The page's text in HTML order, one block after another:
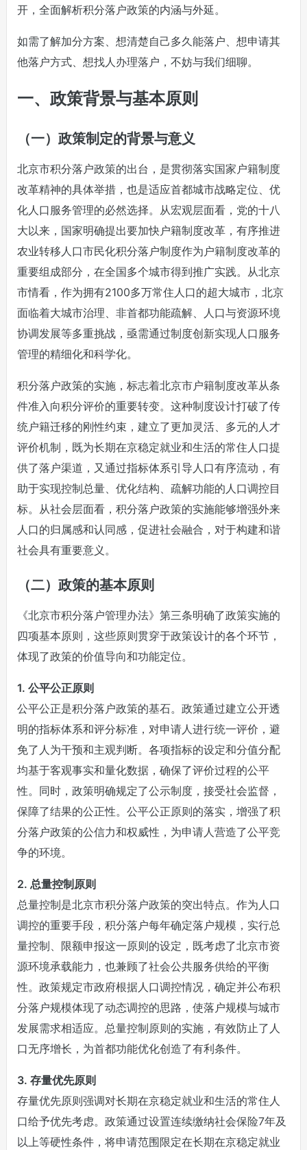
开，全面解析积分落户政策的内涵与外延。
如需了解加分方案、想清楚自己多久能落户、想申请其
他落户方式、想找人办理落户，不妨与我们细聊。
一、政策背景与基本原则
（一）政策制定的背景与意义
北京市积分落户政策的出台，是贯彻落实国家户籍制度
改革精神的具体举措，也是适应首都城市战略定位、优
化人口服务管理的必然选择。从宏观层面看，党的十八
大以来，国家明确提出要加快户籍制度改革，有序推进
农业转移人口市民化积分落户制度作为户籍制度改革的
重要组成部分，在全国多个城市得到推广实践。从北京
市情看，作为拥有2100多万常住人口的超大城市，北京
面临着大城市治理、非首都功能疏解、人口与资源环境
协调发展等多重挑战，亟需通过制度创新实现人口服务
管理的精细化和科学化。
积分落户政策的实施，标志着北京市户籍制度改革从条
件准入向积分评价的重要转变。这种制度设计打破了传
统户籍迁移的刚性约束，建立了更加灵活、多元的人才
评价机制，既为长期在京稳定就业和生活的常住人口提
供了落户渠道，又通过指标体系引导人口有序流动，有
助于实现控制总量、优化结构、疏解功能的人口调控目
标。从社会层面看，积分落户政策的实施能够增强外来
人口的归属感和认同感，促进社会融合，对于构建和谐
社会具有重要意义。
（二）政策的基本原则
《北京市积分落户管理办法》第三条明确了政策实施的
四项基本原则，这些原则贯穿于政策设计的各个环节，
体现了政策的价值导向和功能定位。
1. 公平公正原则
公平公正是积分落户政策的基石。政策通过建立公开透
明的指标体系和评分标准，对申请人进行统一评价，避
免了人为干预和主观判断。各项指标的设定和分值分配
均基于客观事实和量化数据，确保了评价过程的公平
性。同时，政策明确规定了公示制度，接受社会监督，
保障了结果的公正性。公平公正原则的落实，增强了积
分落户政策的公信力和权威性，为申请人营造了公平竞
争的环境。
2. 总量控制原则
总量控制是北京市积分落户政策的突出特点。作为人口
调控的重要手段，积分落户每年确定落户规模，实行总
量控制、限额申报这一原则的设定，既考虑了北京市资
源环境承载能力，也兼顾了社会公共服务供给的平衡
性。政策规定市政府根据人口调控情况，确定并公布积
分落户规模体现了动态调控的思路，使落户规模与城市
发展需求相适应。总量控制原则的实施，有效防止了人
口无序增长，为首都功能优化创造了有利条件。
3. 存量优先原则
存量优先原则强调对长期在京稳定就业和生活的常住人
口给予优先考虑。政策通过设置连续缴纳社会保险7年及
以上等硬性条件，将申请范围限定在长期在京稳定就业